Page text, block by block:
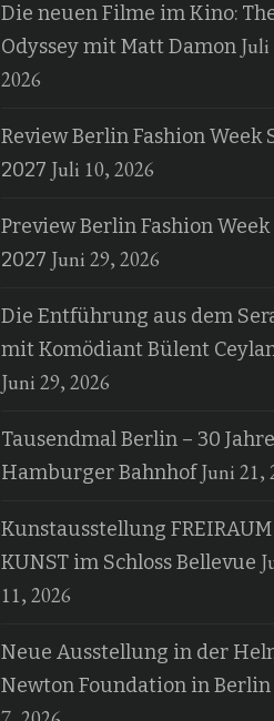
Die neuen Filme im Kino:
Odyssey mit Matt Damon Juli
2026
Review Berlin Fashion Week
2027 Juli 10, 2026
Preview Berlin Fashion Week
2027 Juni 29, 2026
Die Entführung aus dem
mit Komödiant Bülent
Juni 29, 2026
Tausendmal Berlin – 30 Jahre
Hamburger Bahnhof Juni 21,
Kunstausstellung FREIRAUM
KUNST im Schloss Bellevue
11, 2026
Neue Ausstellung in der
Newton Foundation in Berlin